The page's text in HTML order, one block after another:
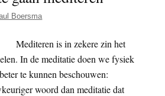
Boersma
Mediteren is in zekere zin het
In de meditatie doen we fysiek
te kunnen beschouwen:
woord dan meditatie dat